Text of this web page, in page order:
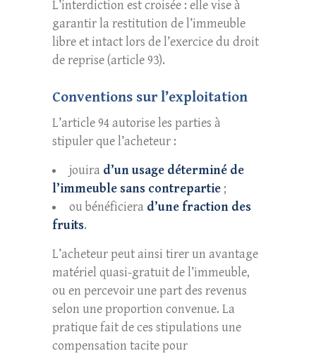
L’interdiction est croisée : elle vise à
garantir la restitution de l’immeuble
libre et intact lors de l’exercice du droit
de reprise (article 93).
Conventions sur l’exploitation
L’article 94 autorise les parties à
stipuler que l’acheteur :
jouira d’un usage déterminé de
l’immeuble sans contrepartie ;
ou bénéficiera d’une fraction des
fruits.
L’acheteur peut ainsi tirer un avantage
matériel quasi-gratuit de l’immeuble,
ou en percevoir une part des revenus
selon une proportion convenue. La
pratique fait de ces stipulations une
compensation tacite pour